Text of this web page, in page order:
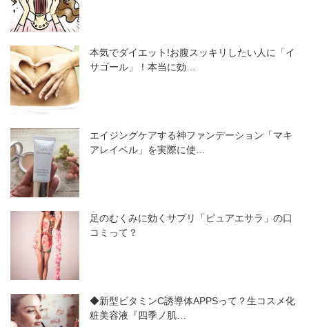
本気でダイエット!お腹スッキリしたい人に「イ
サゴール」！本当に効…
エイジングケアする神ファンデーション「マキ
アレイベル」を実際に使…
足のむくみに効くサプリ「ピュアエサラ」の口
コミって？
◆新型ビタミンC誘導体APPSって？生コスメ化
粧美容液『四季ノ肌…